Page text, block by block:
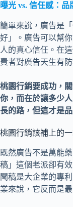
曝光 vs. 信任感：
簡單來說，廣告是
好」。廣告可以幫
人的真心信任。在
費者對廣告天生有防
桃園行銷要成功，
你，而在於讓多少
長的路，但這才是
桃園行銷該補上的
既然廣告不是萬能
稿」這個老派卻有
聞稿是大企業的專
業來說，它反而是最